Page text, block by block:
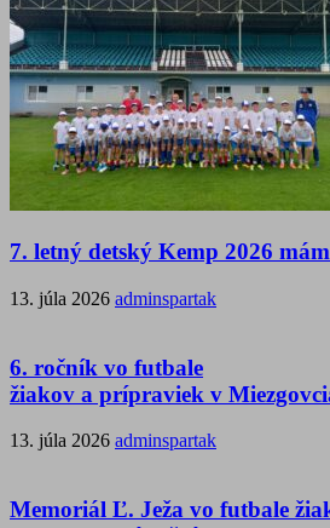
7. letný detský Kemp 2026
13. júla 2026 adminspartak
6. ročník vo futbale
žiakov a prípraviek v
13. júla 2026 adminspartak
Memoriál Ľ. Ježa vo futbale